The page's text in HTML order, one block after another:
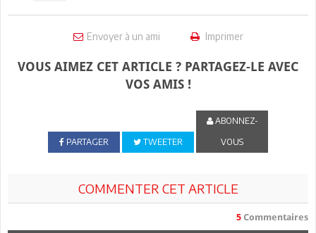
Envoyer à un ami Imprimer
VOUS AIMEZ CET ARTICLE ? PARTAGEZ-LE AVEC
VOS AMIS !
PARTAGER TWEETER
ABONNEZ-
VOUS
COMMENTER CET ARTICLE
5 Commentaires